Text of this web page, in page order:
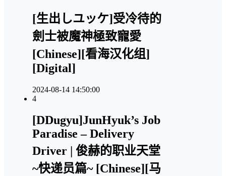
[生出しユッケ]受冷待的
劍士被魔神極致寵愛
[Chinese][看海汉化组]
[Digital]
2024-08-14 14:50:00
4
[DDugyu]JunHyuk’s Job
Paradise – Delivery
Driver | 俊赫的职业天堂
~快递员篇~ [Chinese][马